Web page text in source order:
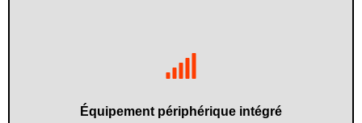
Équipement périphérique intégré